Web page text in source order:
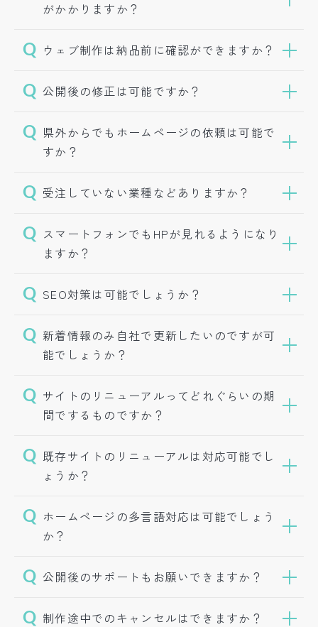
がかかりますか？
ウェブ制作は納品前に確認ができますか？
公開後の修正は可能ですか？
県外からでもホームページの依頼は可能で
すか？
受注していない業種などありますか？
スマートフォンでもHPが見れるようになり
ますか？
SEO対策は可能でしょうか？
新着情報のみ自社で更新したいのですが可
能でしょうか？
サイトのリニューアルってどれぐらいの期
間でするものですか？
既存サイトのリニューアルは対応可能でし
ょうか？
ホームページの多言語対応は可能でしょう
か？
公開後のサポートもお願いできますか？
制作途中でのキャンセルはできますか？